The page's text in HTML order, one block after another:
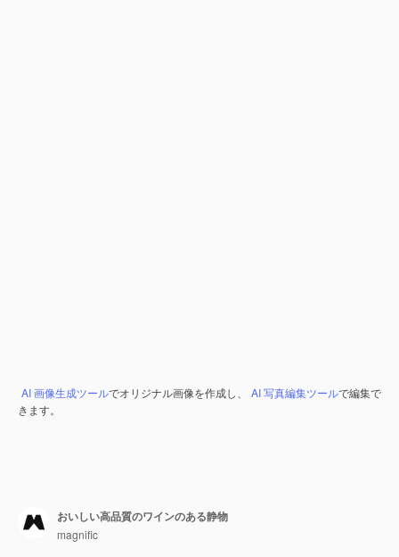
AI 画像生成ツールでオリジナル画像を作成し、 AI 写真編集ツールで編集で
きます。
おいしい高品質のワインのある静物
magnific